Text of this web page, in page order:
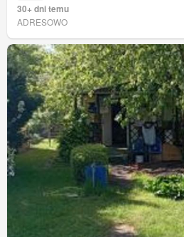
30+ dni temu
ADRESOWO